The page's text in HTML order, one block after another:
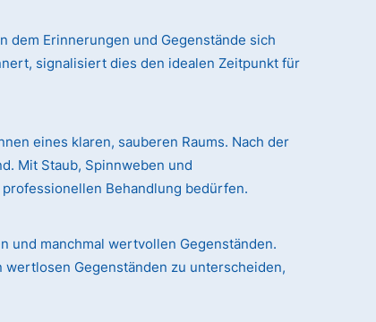
dem Erinnerungen und Gegenstände sich
signalisiert dies den idealen Zeitpunkt für
eines klaren, sauberen Raums. Nach der
Mit Staub, Spinnweben und
Behandlung bedürfen.
und manchmal wertvollen Gegenständen.
Gegenständen zu unterscheiden,